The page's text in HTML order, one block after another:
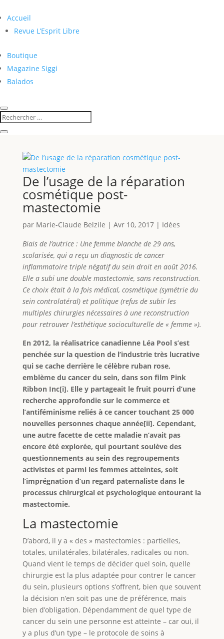
Accueil
Revue L’Esprit Libre
Boutique
Magazine Siggi
Balados
De l’usage de la réparation
cosmétique post-
mastectomie
par Marie-Claude Belzile | Avr 10, 2017| Idées
Biais de l’autrice : Une femme blanche de 29 ans,
scolarisée, qui a reçu un diagnostic de cancer
inflammatoire triple négatif du sein droit en août 2016.
Elle a subi une double mastectomie, sans reconstruction.
Ce choix était à la fois médical, cosmétique (symétrie du
sein controlatéral) et politique (refus de subir les
multiples chirurgies nécessaires à une reconstruction
pour retrouver l’esthétique socioculturelle de « femme »).
En 2012, la réalisatrice canadienne Léa Pool s’est
penchée sur la question de l’industrie très lucrative
qui se cache derrière le célèbre ruban rose,
emblème du cancer du sein, dans son film Pink
Ribbon Inc[i]. Elle y partageait le fruit pourri d’une
recherche approfondie sur le commerce et
l’antiféminisme reliés à ce cancer touchant 25 000
nouvelles personnes chaque année[ii]. Cependant,
une autre facette de cette maladie n’avait pas
encore été explorée, qui pourtant soulève des
questionnements au sein des regroupements
activistes et parmi les femmes atteintes, soit
l’imprégnation d’un regard paternaliste dans le
processus chirurgical et psychologique entourant la
mastectomie.
La mastectomie
D’abord, il y a « des » mastectomies : partielles,
totales, unilatérales, bilatérales, radicales ou non.
Quand vient le temps de décider quel soin, quelle
chirurgie est la plus adaptée pour contrer le cancer
du sein, plusieurs options s’offrent, bien que souvent
la décision n’en soit pas une de préférence, mais
bien d’obligation. Dépendamment de quel type de
cancer du sein une personne est atteinte – car oui, il
y a plus d’un type – le protocole de soins à